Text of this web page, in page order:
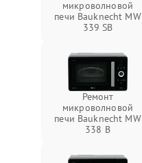
микроволновой
печи Bauknecht MW
339 SB
Ремонт
микроволновой
печи Bauknecht MW
338 B